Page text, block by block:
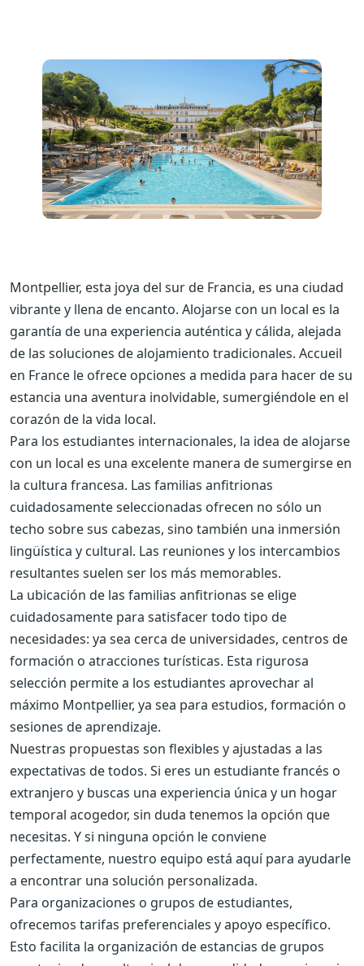
Montpellier, esta joya del sur de Francia, es una ciudad
vibrante y llena de encanto. Alojarse con un local es la
garantía de una experiencia auténtica y cálida, alejada
de las soluciones de alojamiento tradicionales. Accueil
en France le ofrece opciones a medida para hacer de su
estancia una aventura inolvidable, sumergiéndole en el
corazón de la vida local.
Para los estudiantes internacionales, la idea de alojarse
con un local es una excelente manera de sumergirse en
la cultura francesa. Las familias anfitrionas
cuidadosamente seleccionadas ofrecen no sólo un
techo sobre sus cabezas, sino también una inmersión
lingüística y cultural. Las reuniones y los intercambios
resultantes suelen ser los más memorables.
La ubicación de las familias anfitrionas se elige
cuidadosamente para satisfacer todo tipo de
necesidades: ya sea cerca de universidades, centros de
formación o atracciones turísticas. Esta rigurosa
selección permite a los estudiantes aprovechar al
máximo Montpellier, ya sea para estudios, formación o
sesiones de aprendizaje.
Nuestras propuestas son flexibles y ajustadas a las
expectativas de todos. Si eres un estudiante francés o
extranjero y buscas una experiencia única y un hogar
temporal acogedor, sin duda tenemos la opción que
necesitas. Y si ninguna opción le conviene
perfectamente, nuestro equipo está aquí para ayudarle
a encontrar una solución personalizada.
Para organizaciones o grupos de estudiantes,
ofrecemos tarifas preferenciales y apoyo específico.
Esto facilita la organización de estancias de grupos